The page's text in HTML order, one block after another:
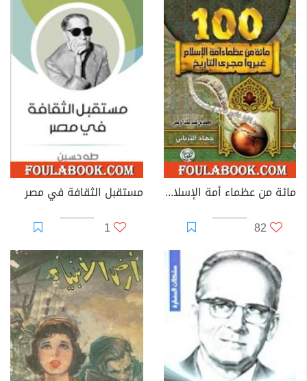
مائة من عظماء أمة الإسلام غيروا مجرى التاريخ
82
مستقبل الثقافة في مصر
1